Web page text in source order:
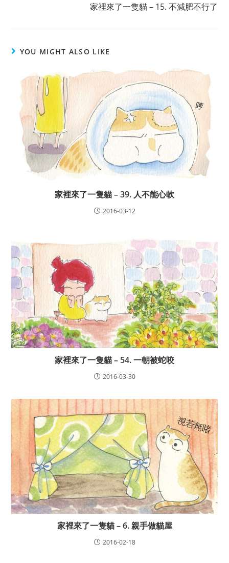
家裡來了一隻貓 – 15. 不減肥不行了
YOU MIGHT ALSO LIKE
家裡來了一隻貓 – 39. 人不能心軟
2016-03-12
家裡來了一隻貓 – 54. 一朝被蛇咬
2016-03-30
家裡來了一隻貓 – 6. 親手做貓屋
2016-02-18